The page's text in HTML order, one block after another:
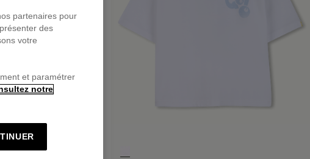
partenaires pour
des
votre
et paramétrer
notre